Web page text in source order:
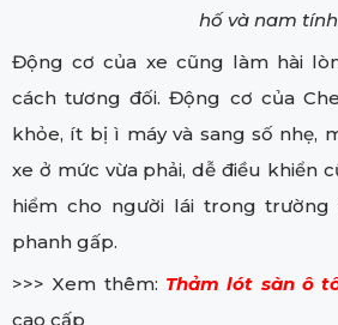
hố và nam tính
Động cơ của xe cũng làm hài
cách tương đối. Động cơ của
khỏe, ít bị ì máy và sang số nhẹ,
xe ở mức vừa phải, dễ điều khiển
hiểm cho người lái trong
phanh gấp.
>>> Xem thêm: Thảm lót sàn ô
cao cấp